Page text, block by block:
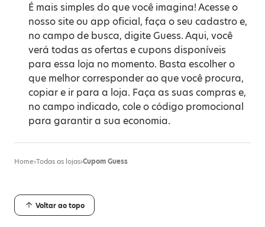
É mais simples do que você imagina! Acesse o
nosso site ou app oficial, faça o seu cadastro e,
no campo de busca, digite Guess. Aqui, você
verá todas as ofertas e cupons disponíveis
para essa loja no momento. Basta escolher o
que melhor corresponder ao que você procura,
copiar e ir para a loja. Faça as suas compras e,
no campo indicado, cole o código promocional
para garantir a sua economia.
Home›Todas as lojas›Cupom Guess
Voltar ao topo